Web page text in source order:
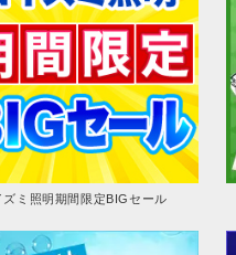
ズミ照明期間限定BIGセール